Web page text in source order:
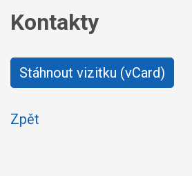
Kontakty
Stáhnout vizitku (vCard)
Zpět